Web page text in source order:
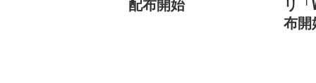
配布開始
リ「
布開